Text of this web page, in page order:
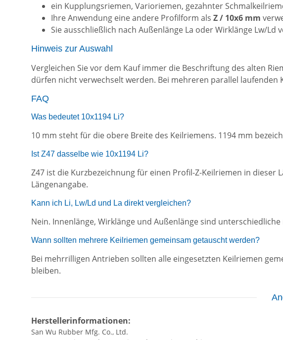
ein Kupplungsriemen, Varioriemen, gezahnter
Ihre Anwendung eine andere Profilform als Z / 10x6 mm
Sie ausschließlich nach Außenlänge La oder Wirklänge Lw/
Hinweis zur Auswahl
Vergleichen Sie vor dem Kauf immer die Beschriftung des alten
dürfen nicht verwechselt werden. Bei mehreren parallel
FAQ
Was bedeutet 10x1194 Li?
10 mm steht für die obere Breite des Keilriemens. 1194 mm
Ist Z47 dasselbe wie 10x1194 Li?
Z47 ist die Kurzbezeichnung für einen Profil-Z-Keilriemen in
Längenangabe.
Kann ich Li, Lw/Ld und La direkt vergleichen?
Nein. Innenlänge, Wirklänge und Außenlänge sind
Wann sollten mehrere Keilriemen gemeinsam getauscht werden?
Bei mehrrilligen Antrieben sollten alle eingesetzten Keilriemen
bleiben.
Herstellerinformationen:
San Wu Rubber Mfg. Co., Ltd.